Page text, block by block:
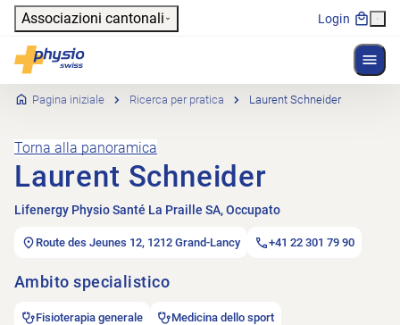
Header
Associazioni cantonali Login
Physioswiss
Navigazione principale
Pagina iniziale Ricerca per pratica Laurent Schneider
Torna alla panoramica
Laurent Schneider
Lifenergy Physio Santé La Praille SA, Occupato
Route des Jeunes 12, 1212 Grand-Lancy +41 22 301 79 90
Ambito specialistico
Fisioterapia generale Medicina dello sport